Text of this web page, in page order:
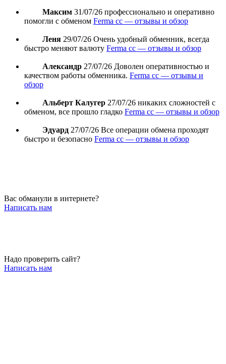
Максим 31/07/26 профессионально и оперативно
помогли с обменом Ferma cc — отзывы и обзор
Леня 29/07/26 Очень удобный обменник, всегда
быстро меняют валюту Ferma cc — отзывы и обзор
Александр 27/07/26 Доволен оперативностью и
качеством работы обменника. Ferma cc — отзывы и
обзор
Альберт Калугер 27/07/26 никаких сложностей с
обменом, все прошло гладко Ferma cc — отзывы и обзор
Эдуард 27/07/26 Все операции обмена проходят
быстро и безопасно Ferma cc — отзывы и обзор
Вас обманули в интернете?
Написать нам
Надо проверить сайт?
Написать нам